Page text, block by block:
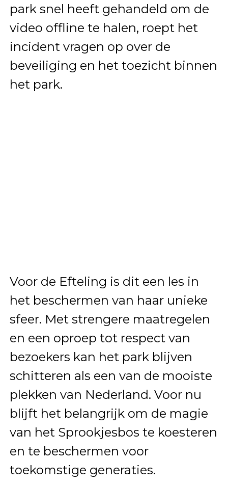
park snel heeft gehandeld om de
video offline te halen, roept het
incident vragen op over de
beveiliging en het toezicht binnen
het park.
Voor de Efteling is dit een les in
het beschermen van haar unieke
sfeer. Met strengere maatregelen
en een oproep tot respect van
bezoekers kan het park blijven
schitteren als een van de mooiste
plekken van Nederland. Voor nu
blijft het belangrijk om de magie
van het Sprookjesbos te koesteren
en te beschermen voor
toekomstige generaties.